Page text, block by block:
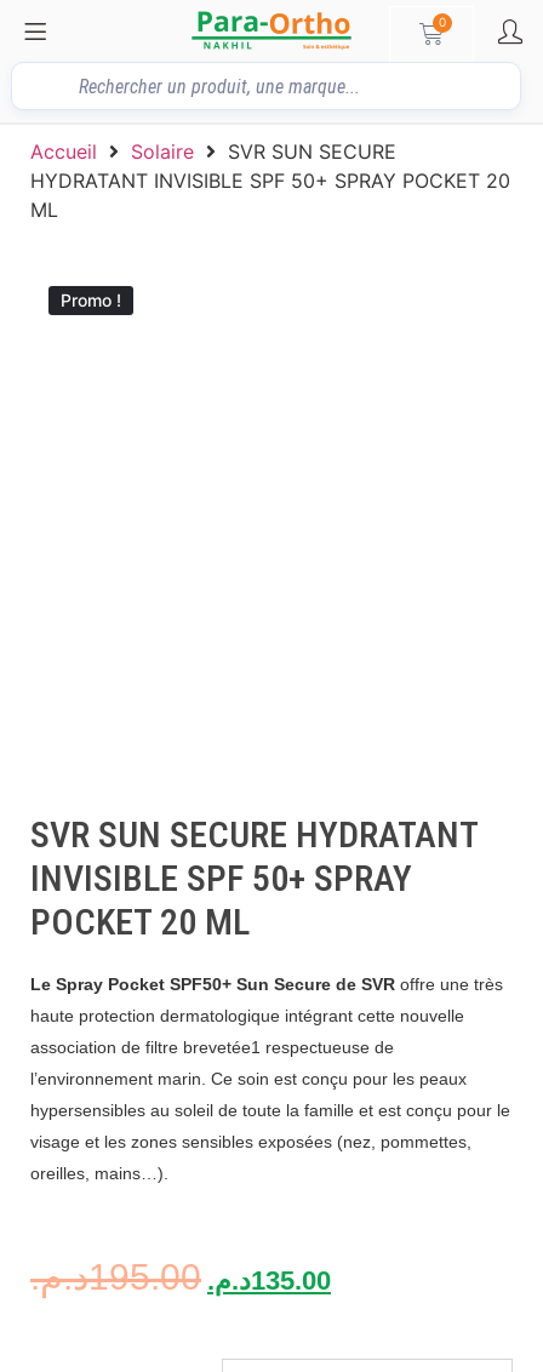
0
Accueil Solaire
SVR SUN SECURE
HYDRATANT INVISIBLE SPF 50+ SPRAY POCKET 20
ML
Promo !
SVR SUN SECURE HYDRATANT
INVISIBLE SPF 50+ SPRAY
POCKET 20 ML
Le Spray Pocket SPF50+ Sun Secure de SVR offre une très
haute protection dermatologique intégrant cette nouvelle
association de filtre brevetée1 respectueuse de
l’environnement marin. Ce soin est conçu pour les peaux
hypersensibles au soleil de toute la famille et est conçu pour le
visage et les zones sensibles exposées (nez, pommettes,
oreilles, mains…).
195.00د.م. 135.00د.م.